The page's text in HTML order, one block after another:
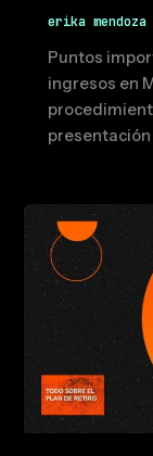
erika mendoza
Puntos
ingresos en